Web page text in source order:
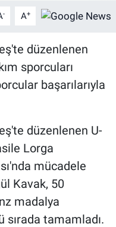
- A+
düzenlenen
sporcuları
başarılarıyla
düzenlenen U-
Lorga
mücadele
Kavak, 50
madalya
sırada tamamladı.